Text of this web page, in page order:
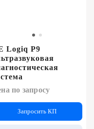
Logiq P9
по запросу
Запросить КП